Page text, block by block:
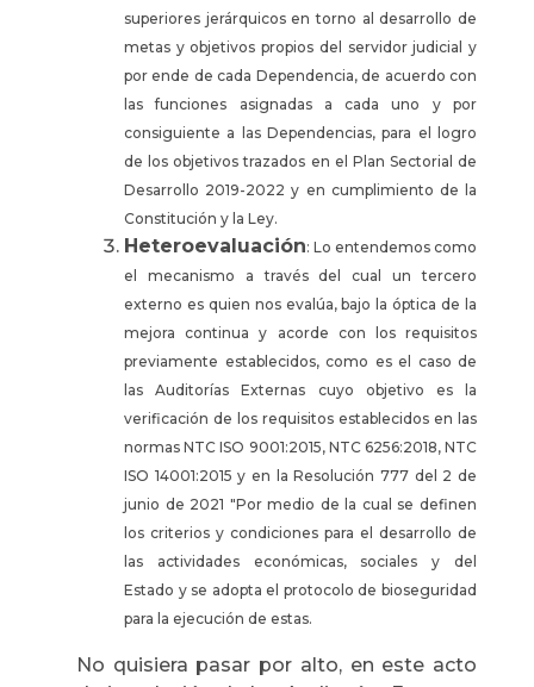
superiores jerárquicos en torno al desarrollo de
metas y objetivos propios del servidor judicial y
por ende de cada Dependencia, de acuerdo con
las funciones asignadas a cada uno y por
consiguiente a las Dependencias, para el logro
de los objetivos trazados en el Plan Sectorial de
Desarrollo 2019-2022 y en cumplimiento de la
Constitución y la Ley.
Heteroevaluación: Lo entendemos como
el mecanismo a través del cual un tercero
externo es quien nos evalúa, bajo la óptica de la
mejora continua y acorde con los requisitos
previamente establecidos, como es el caso de
las Auditorías Externas cuyo objetivo es la
verificación de los requisitos establecidos en las
normas NTC ISO 9001:2015, NTC 6256:2018, NTC
ISO 14001:2015 y en la Resolución 777 del 2 de
junio de 2021 "Por medio de la cual se definen
los criterios y condiciones para el desarrollo de
las actividades económicas, sociales y del
Estado y se adopta el protocolo de bioseguridad
para la ejecución de estas.
No quisiera pasar por alto, en este acto